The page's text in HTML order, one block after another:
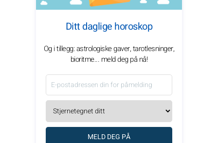
Ditt daglige horoskop
Og i tillegg: astrologiske gaver, tarotlesninger,
bioritme... meld deg på nå!
MELD DEG PÅ